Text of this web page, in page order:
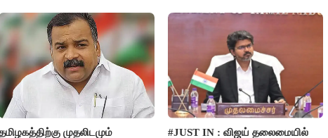
முதலிடமும்
#JUST IN : விஜய் தலைமையில்